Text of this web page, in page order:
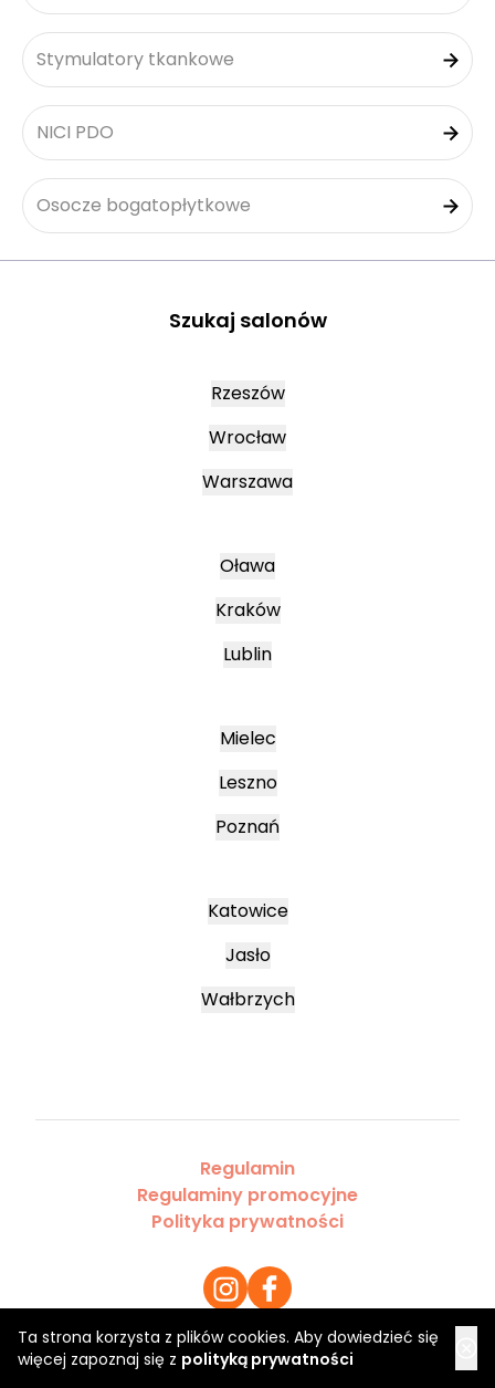
Ta strona korzysta z plików cookies. Aby dowiedzieć się
więcej zapoznaj się z polityką prywatności
Stymulatory tkankowe
NICI PDO
Osocze bogatopłytkowe
Szukaj salonów
Rzeszów
Wrocław
Warszawa
Oława
Kraków
Lublin
Mielec
Leszno
Poznań
Katowice
Jasło
Wałbrzych
Regulamin
Regulaminy promocyjne
Polityka prywatności
Copyright 2026 Saloner Sp. z o.o.